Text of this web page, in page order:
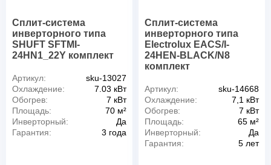
Сплит-система
инверторного типа
SHUFT SFTMI-
24HN1_22Y комплект
Артикул:
sku-13027
Охлаждение:
7.03 кВт
Обогрев:
7 кВт
Площадь:
70 м²
Инверторный:
Да
Гарантия:
3 года
Сплит-система
инверторного типа
Electrolux EACS/I-
24HEN-BLACK/N8
комплект
Артикул:
sku-14668
Охлаждение:
7,1 кВт
Обогрев:
7 кВт
Площадь:
65 м²
Инверторный:
Да
Гарантия:
5 лет